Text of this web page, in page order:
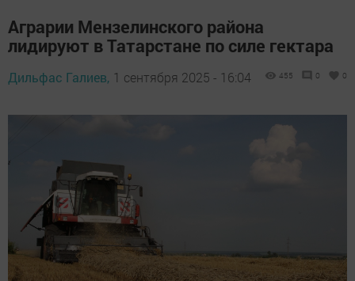
Аграрии Мензелинского района
лидируют в Татарстане по силе гектара
Дильфас Галиев, 1 сентября 2025 - 16:04 455 0 0